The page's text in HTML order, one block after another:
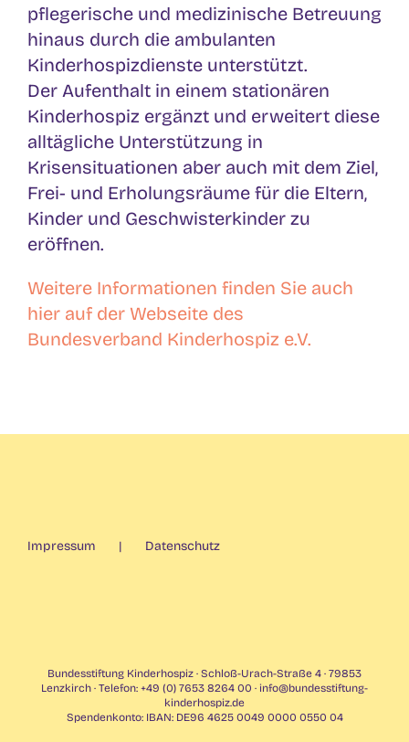
pflegerische und medizinische Betreuung
hinaus durch die ambulanten
Kinderhospizdienste unterstützt.
Der Aufenthalt in einem stationären
Kinderhospiz ergänzt und erweitert diese
alltägliche Unterstützung in
Krisensituationen aber auch mit dem Ziel,
Frei- und Erholungsräume für die Eltern,
Kinder und Geschwisterkinder zu
eröffnen.
Weitere Informationen finden Sie auch
hier auf der Webseite des
Bundesverband Kinderhospiz e.V.
Impressum Datenschutz
Bundesstiftung Kinderhospiz · Schloß-Urach-Straße 4 · 79853
Lenzkirch · Telefon: +49 (0) 7653 8264 00 · info@bundesstiftung-
kinderhospiz.de
Spendenkonto: IBAN: DE96 4625 0049 0000 0550 04